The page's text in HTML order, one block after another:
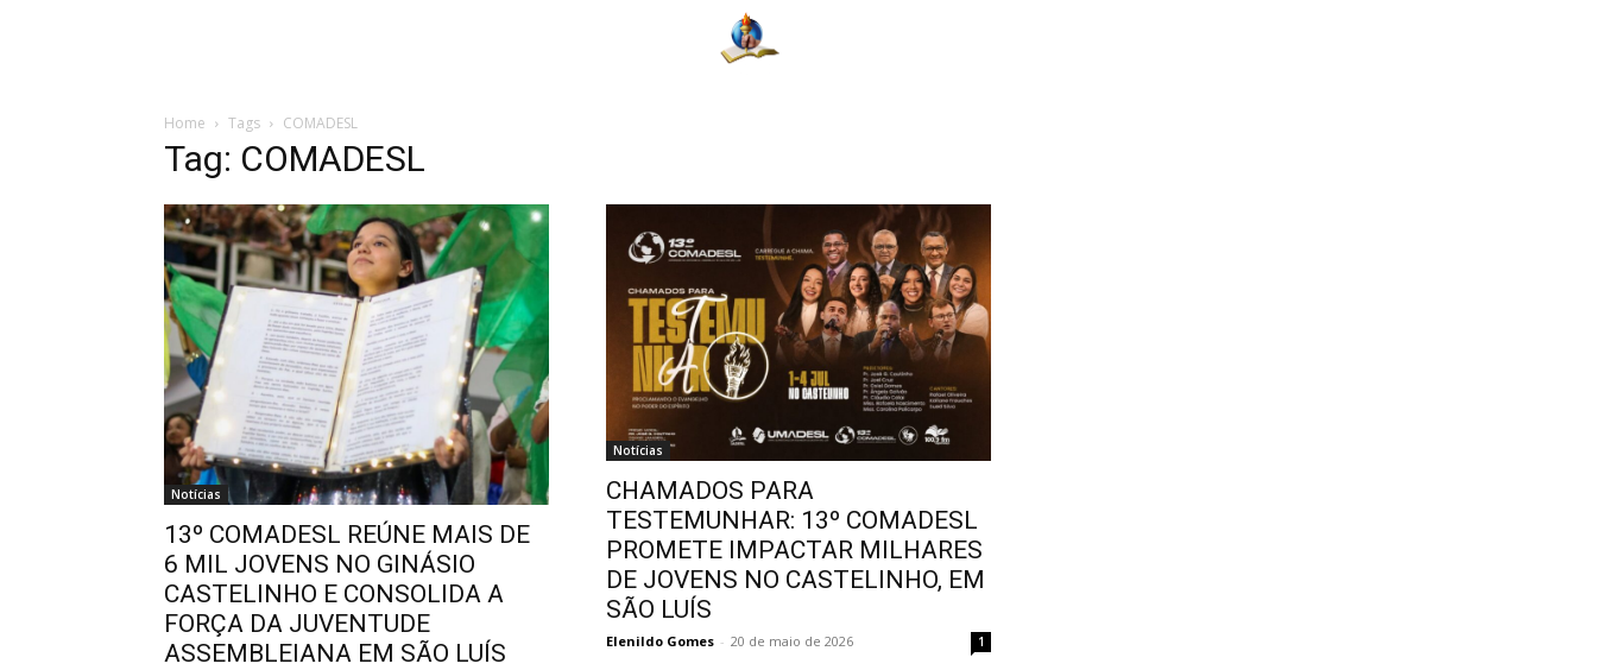
Home Tags COMADESL
Tag: COMADESL
Notícias
13º COMADESL REÚNE MAIS DE
6 MIL JOVENS NO GINÁSIO
CASTELINHO E CONSOLIDA A
FORÇA DA JUVENTUDE
ASSEMBLEIANA EM SÃO LUÍS
Notícias
CHAMADOS PARA
TESTEMUNHAR: 13º COMADESL
PROMETE IMPACTAR MILHARES
DE JOVENS NO CASTELINHO, EM
SÃO LUÍS
Elenildo Gomes - 20 de maio de 2026 1